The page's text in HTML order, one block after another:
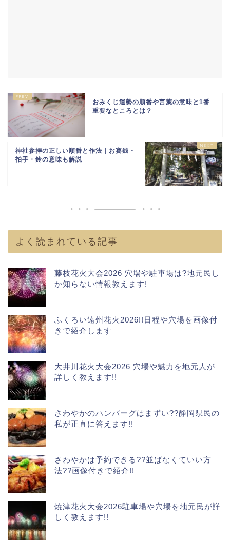
おみくじ運勢の順番や言葉の意味と1番
重要なところとは？
神社参拝の正しい順番と作法｜お賽銭・
拍手・鈴の意味も解説
よく読まれている記事
藤枝花火大会2026 穴場や駐車場は?地元民し
か知らない情報教えます!
ふくろい遠州花火2026!!日程や穴場を画像付
きで紹介します
大井川花火大会2026 穴場や魅力を地元人が
詳しく教えます!!
さわやかのハンバーグはまずい??静岡県民の
私が正直に答えます!!
さわやかは予約できる??並ばなくていい方
法??画像付きで紹介!!
焼津花火大会2026駐車場や穴場を地元民が詳
しく教えます!!